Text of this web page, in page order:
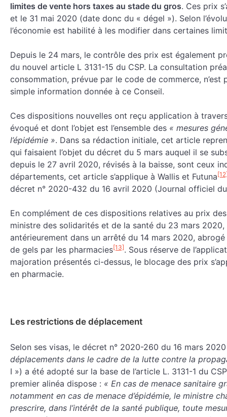
limites de vente hors taxes au stade du gros. Ces prix
et le 31 mai 2020 (date donc du « dégel »). Selon
l’économie est habilité à les modifier dans certaines
Depuis le 24 mars, le contrôle des prix est également
du nouvel article L 3131-15 du CSP. La consultation
consommation, prévue par le code de commerce, n’est
simple information donnée à ce Conseil.
Ces dispositions nouvelles ont reçu application à
évoqué et dont l’objet est l’ensemble des « mesures
l’épidémie ». Dans sa rédaction initiale, cet article
qui faisaient l’objet du décret du 5 mars auquel il se
depuis le 27 avril 2020, révisés à la baisse, sont ceux
départements, cet article s’applique à Wallis et Futuna
décret n° 2020-432 du 16 avril 2020 (Journal officiel
En complément de ces dispositions relatives au prix
ministre des solidarités et de la santé du 23 mars
antérieurement dans un arrêté du 14 mars 2020,
de gels par les pharmacies[13]. Sous réserve de
majoration présentés ci-dessus, le blocage des prix
en pharmacie.
Les restrictions de déplacement
Selon ses visas, le décret n° 2020-260 du 16 mars
déplacements dans le cadre de la lutte contre la
I ») a été adopté sur la base de l’article L. 3131-1 du
premier alinéa dispose : « En cas de menace sanitaire
notamment en cas de menace d’épidémie, le ministre
prescrire, dans l’intérêt de la santé publique, toute